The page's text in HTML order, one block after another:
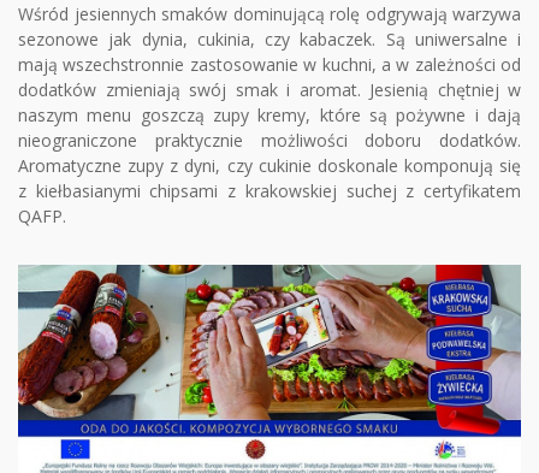
Wśród jesiennych smaków dominującą rolę odgrywają warzywa
sezonowe jak dynia, cukinia, czy kabaczek. Są uniwersalne i
mają wszechstronnie zastosowanie w kuchni, a w zależności od
dodatków zmieniają swój smak i aromat. Jesienią chętniej w
naszym menu goszczą zupy kremy, które są pożywne i dają
nieograniczone praktycznie możliwości doboru dodatków.
Aromatyczne zupy z dyni, czy cukinie doskonale komponują się
z kiełbasianymi chipsami z krakowskiej suchej z certyfikatem
QAFP.